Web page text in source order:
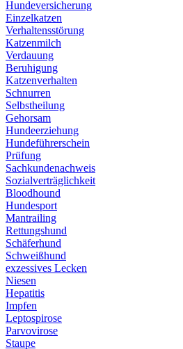
Hundeversicherung
Einzelkatzen
Verhaltensstörung
Katzenmilch
Verdauung
Beruhigung
Katzenverhalten
Schnurren
Selbstheilung
Gehorsam
Hundeerziehung
Hundeführerschein
Prüfung
Sachkundenachweis
Sozialverträglichkeit
Bloodhound
Hundesport
Mantrailing
Rettungshund
Schäferhund
Schweißhund
exzessives Lecken
Niesen
Hepatitis
Impfen
Leptospirose
Parvovirose
Staupe